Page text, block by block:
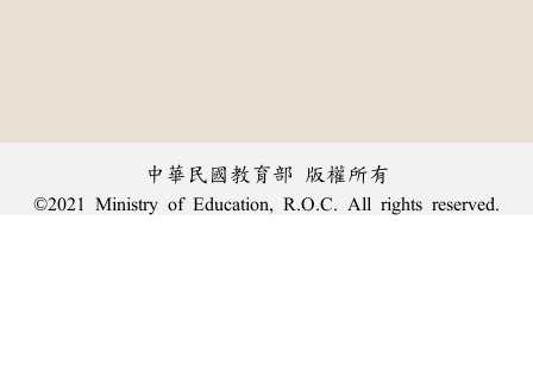
中華民國教育部 版權所有
©2021 Ministry of Education, R.O.C. All rights reserved.